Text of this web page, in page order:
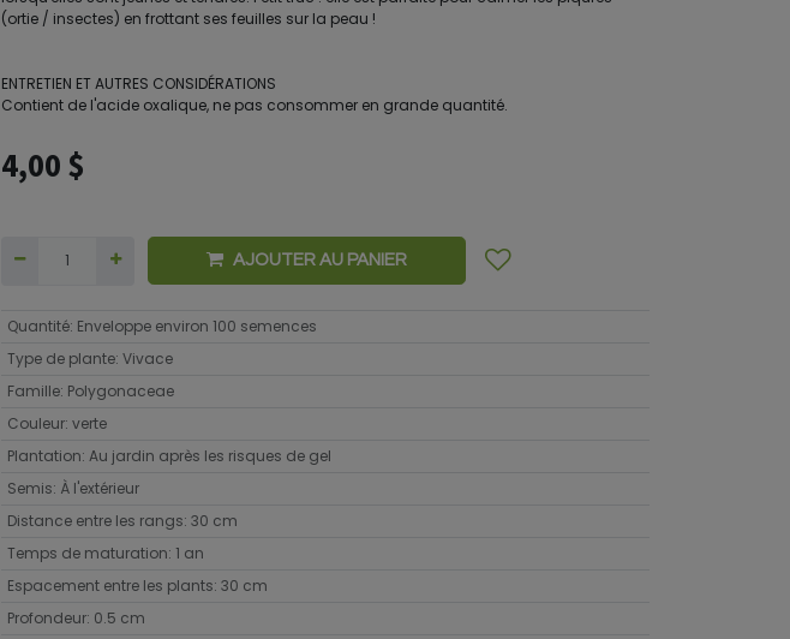
(ortie / insectes) en frottant ses feuilles sur la peau !
ENTRETIEN ET AUTRES CONSIDÉRATIONS
Contient de l'acide oxalique, ne pas consommer en grande quantité.
4,00 $
AJOUTER AU PANIER
Quantité: Enveloppe environ 100 semences
Type de plante: Vivace
Famille: Polygonaceae
Couleur: verte
Plantation: Au jardin après les risques de gel
Semis: À l'extérieur
Distance entre les rangs: 30 cm
Temps de maturation: 1 an
Espacement entre les plants: 30 cm
Profondeur: 0.5 cm